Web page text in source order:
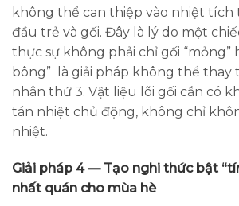
không thể can thiệp vào nhiệt tích
đầu trẻ và gối. Đây là lý do một
thực sự không phải chỉ gối “mỏng”
bông” là giải pháp không thể thay
nhân thứ 3. Vật liệu lõi gối cần có
tán nhiệt chủ động, không chỉ
nhiệt.
Giải pháp 4 — Tạo nghi thức bật
nhất quán cho mùa hè